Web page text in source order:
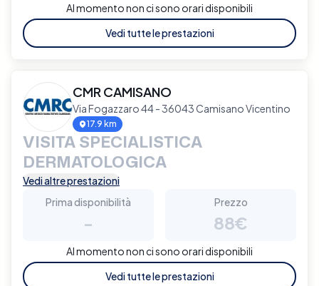
Al momento non ci sono orari disponibili
Vedi tutte le prestazioni
CMR CAMISANO
Via Fogazzaro 44 - 36043 Camisano Vicentino
17.9 km
VISITA SPECIALISTICA
DERMATOLOGICA
Vedi altre prestazioni
Prima disponibilità
-
Prezzo
88€
Al momento non ci sono orari disponibili
Vedi tutte le prestazioni